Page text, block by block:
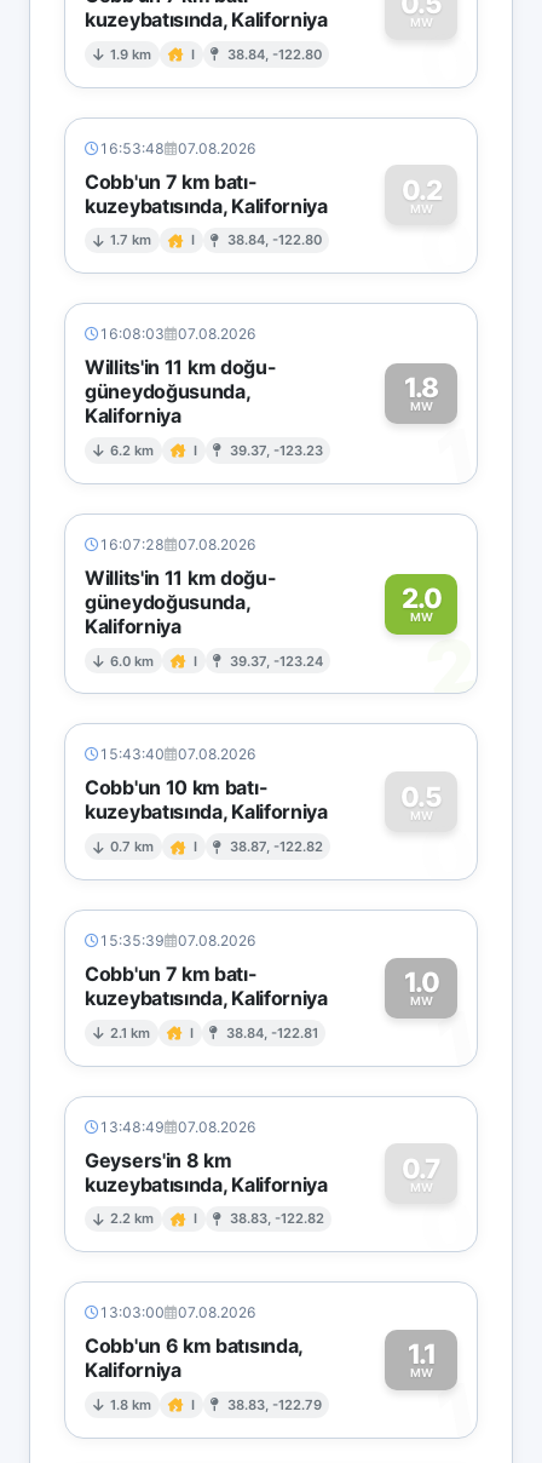
kuzeybatısında, Kaliforniya
1.9 km I 38.84, -122.80
MW
0
16:53:48 07.08.2026
Cobb'un 7 km batı-
kuzeybatısında, Kaliforniya
1.7 km I 38.84, -122.80
0.2
MW
0
16:08:03 07.08.2026
Willits'in 11 km doğu-
güneydoğusunda,
Kaliforniya
6.2 km I 39.37, -123.23
1.8
MW
1
16:07:28 07.08.2026
Willits'in 11 km doğu-
güneydoğusunda,
Kaliforniya
6.0 km I 39.37, -123.24
2.0
MW
2
15:43:40 07.08.2026
Cobb'un 10 km batı-
kuzeybatısında, Kaliforniya
0.7 km I 38.87, -122.82
0.5
MW
0
15:35:39 07.08.2026
Cobb'un 7 km batı-
kuzeybatısında, Kaliforniya
2.1 km I 38.84, -122.81
1.0
MW1
13:48:49 07.08.2026
Geysers'in 8 km
kuzeybatısında, Kaliforniya
2.2 km I 38.83, -122.82
0.7
MW
0
13:03:00 07.08.2026
Cobb'un 6 km batısında,
Kaliforniya
1.8 km I 38.83, -122.79
1.1
MW1